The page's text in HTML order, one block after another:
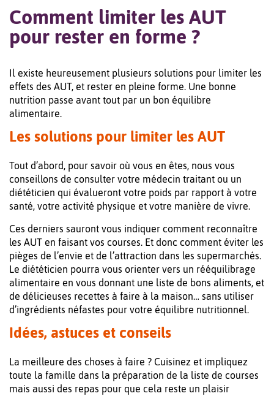
Comment limiter les AUT
pour rester en forme ?
Il existe heureusement plusieurs solutions pour limiter les
effets des AUT, et rester en pleine forme. Une bonne
nutrition passe avant tout par un bon équilibre
alimentaire.
Les solutions pour limiter les AUT
Tout d’abord, pour savoir où vous en êtes, nous vous
conseillons de consulter votre médecin traitant ou un
diététicien qui évalueront votre poids par rapport à votre
santé, votre activité physique et votre manière de vivre.
Ces derniers sauront vous indiquer comment reconnaître
les AUT en faisant vos courses. Et donc comment éviter les
pièges de l’envie et de l’attraction dans les supermarchés.
Le diététicien pourra vous orienter vers un rééquilibrage
alimentaire en vous donnant une liste de bons aliments, et
de délicieuses recettes à faire à la maison… sans utiliser
d’ingrédients néfastes pour votre équilibre nutritionnel.
Idées, astuces et conseils
La meilleure des choses à faire ? Cuisinez et impliquez
toute la famille dans la préparation de la liste de courses
mais aussi des repas pour que cela reste un plaisir